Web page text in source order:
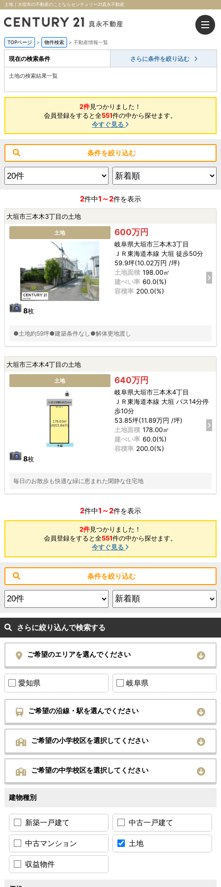
土地｜大垣市の不動産のことならセンチュリー21真永不動産
TOPページ > 物件検索 > 不動産情報一覧
現在の検索条件 さらに条件を絞り込む
土地の検索結果一覧
2件見つかりました！
会員登録をすると全551件の中から探せます。
今すぐ見る
条件を絞り込む
2件中1～2件を表示
大垣市三本木3丁目の土地
土地
8枚
600万円
岐阜県大垣市三本木3丁目
ＪＲ東海道本線 大垣 徒歩50分
59.9坪(10.02万円 /坪)
土地面積 198.00㎡
建ぺい率 60.0(%)
容積率 200.0(%)
●土地約59坪●建築条件なし●解体更地渡し
大垣市三本木4丁目の土地
土地
8枚
640万円
岐阜県大垣市三本木4丁目
ＪＲ東海道本線 大垣 バス14分停
歩10分
53.85坪(11.89万円 /坪)
土地面積 178.00㎡
建ぺい率 60.0(%)
容積率 200.0(%)
毎日のお散歩も快適な緑に恵まれた閑静な住宅地
2件中1～2件を表示
2件見つかりました！
会員登録をすると全551件の中から探せます。
今すぐ見る
条件を絞り込む
さらに絞り込んで検索する
ご希望のエリアを選んでください
愛知県 岐阜県
ご希望の沿線・駅を選んでください
ご希望の小学校区を選択してください
ご希望の中学校区を選択してください
建物種別
新築一戸建て 中古一戸建て
中古マンション 土地
収益物件